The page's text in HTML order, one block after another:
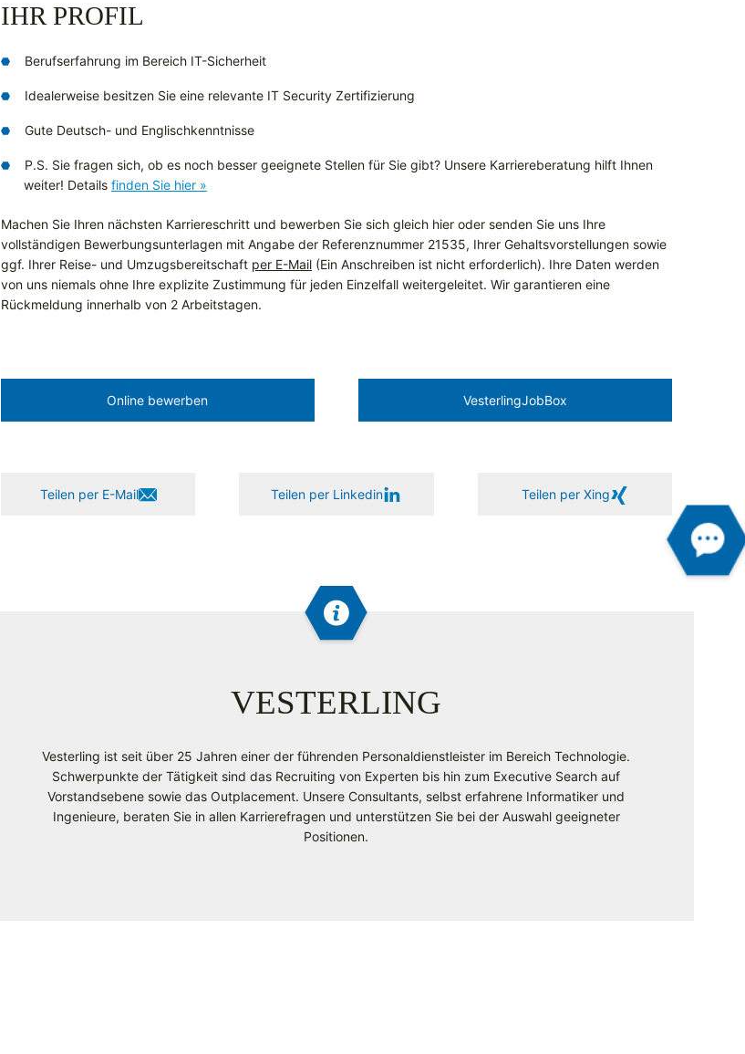
IHR PROFIL
Berufserfahrung im Bereich IT-Sicherheit
Idealerweise besitzen Sie eine relevante IT Security Zertifizierung
Gute Deutsch- und Englischkenntnisse
P.S. Sie fragen sich, ob es noch besser geeignete Stellen für Sie gibt? Unsere Karriereberatung hilft Ihnen
weiter! Details finden Sie hier »
Machen Sie Ihren nächsten Karriereschritt und bewerben Sie sich gleich hier oder senden Sie uns Ihre
vollständigen Bewerbungsunterlagen mit Angabe der Referenznummer 21535, Ihrer Gehaltsvorstellungen sowie
ggf. Ihrer Reise- und Umzugsbereitschaft per E-Mail (Ein Anschreiben ist nicht erforderlich). Ihre Daten werden
von uns niemals ohne Ihre explizite Zustimmung für jeden Einzelfall weitergeleitet. Wir garantieren eine
Rückmeldung innerhalb von 2 Arbeitstagen.
Online bewerben Vesterling­JobBox
Teilen per E-Mail Teilen per Linkedin Teilen per Xing
VESTERLING
Vesterling ist seit über 25 Jahren einer der führenden Personaldienstleister im Bereich Technologie.
Schwerpunkte der Tätigkeit sind das Recruiting von Experten bis hin zum Executive Search auf
Vorstandsebene sowie das Outplacement. Unsere Consultants, selbst erfahrene Informatiker und
Ingenieure, beraten Sie in allen Karrierefragen und unterstützen Sie bei der Auswahl geeigneter
Positionen.